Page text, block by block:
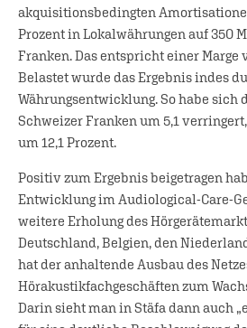
akquisitionsbedingten
Prozent in Lokalwährungen auf 350
Franken. Das entspricht einer Marge
Belastet wurde das Ergebnis indes
Währungsentwicklung. So habe sich
Schweizer Franken um 5,1
um 12,1 Prozent.
Positiv zum Ergebnis beigetragen
Entwicklung im Audiological-Care-
weitere Erholung des
Deutschland, Belgien, den
hat der anhaltende Ausbau des
Hörakustikfachgeschäften zum
Darin sieht man in Stäfa dann auch